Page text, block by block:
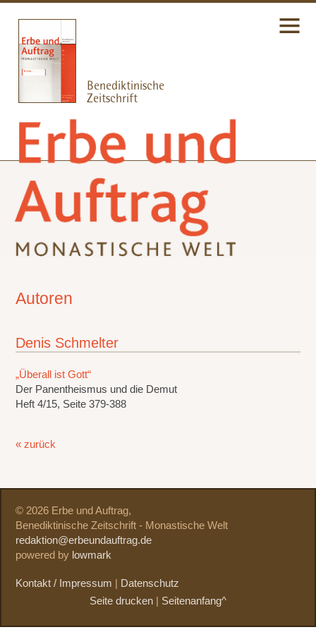
Autoren
Denis Schmelter
„Überall ist Gott“
Der Panentheismus und die Demut
Heft 4/15, Seite 379-388
« zurück
© 2026 Erbe und Auftrag,
Benediktinische Zeitschrift - Monastische Welt
redaktion@erbeundauftrag.de
powered by lowmark
Kontakt / Impressum
Datenschutz
Seite drucken
Seitenanfang^